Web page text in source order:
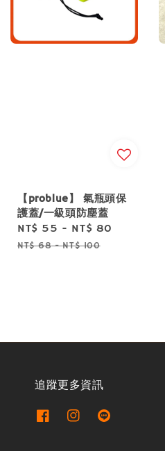
【problue】 氣瓶頭保
護蓋/一級頭防塵蓋
Sale
price
NT$ 55 - NT$ 80
NT$ 68-NT$ 100
追蹤更多資訊